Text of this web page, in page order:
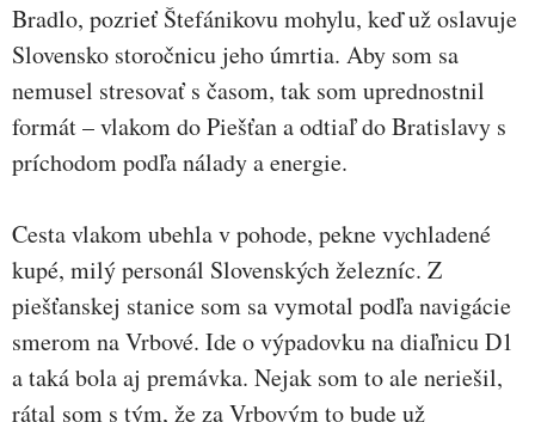
Bradlo, pozrieť Štefánikovu mohylu, keď už oslavuje
Slovensko storočnicu jeho úmrtia. Aby som sa
nemusel stresovať s časom, tak som uprednostnil
formát – vlakom do Piešťan a odtiaľ do Bratislavy s
príchodom podľa nálady a energie.
Cesta vlakom ubehla v pohode, pekne vychladené
kupé, milý personál Slovenských železníc. Z
piešťanskej stanice som sa vymotal podľa navigácie
smerom na Vrbové. Ide o výpadovku na diaľnicu D1
a taká bola aj premávka. Nejak som to ale neriešil,
rátal som s tým, že za Vrbovým to bude už